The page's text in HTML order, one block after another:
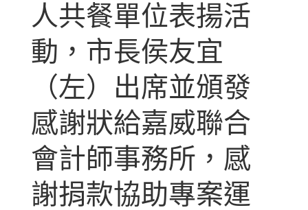
人共餐單位表揚活
動，市長侯友宜
（左）出席並頒發
感謝狀給嘉威聯合
會計師事務所，感
謝捐款協助專案運